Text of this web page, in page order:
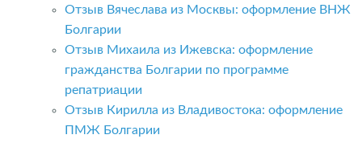
Отзыв Вячеслава из Москвы: оформление ВНЖ
Болгарии
Отзыв Михаила из Ижевска: оформление
гражданства Болгарии по программе
репатриации
Отзыв Кирилла из Владивостока: оформление
ПМЖ Болгарии